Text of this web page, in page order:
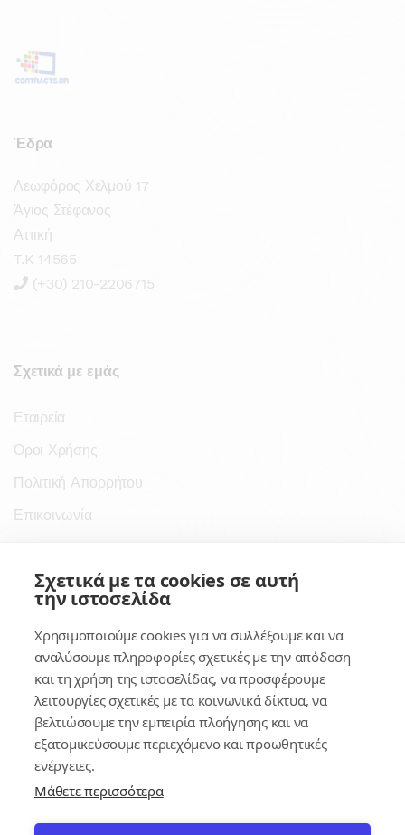
Έδρα
Λεωφόρος Χελμού 17
Άγιος Στέφανος
Αττική
T.K 14565
(+30) 210-2206715
Σχετικά με εμάς
Εταιρεία
Όροι Χρήσης
Πολιτική Απορρήτου
Επικοινωνία
Σύνδεσμοι
Κέντρο Γνώσης
Πλατφόρμα
Εγγραφή
Για δημοσίους υπαλλήλους
Σχετικά με τα cookies σε αυτή
την ιστοσελίδα
Χρησιμοποιούμε cookies για να συλλέξουμε και να
αναλύσουμε πληροφορίες σχετικές με την απόδοση
και τη χρήση της ιστοσελίδας, να προσφέρουμε
λειτουργίες σχετικές με τα κοινωνικά δίκτυα, να
βελτιώσουμε την εμπειρία πλοήγησης και να
εξατομικεύσουμε περιεχόμενο και προωθητικές
ενέργειες.
Μάθετε περισσότερα